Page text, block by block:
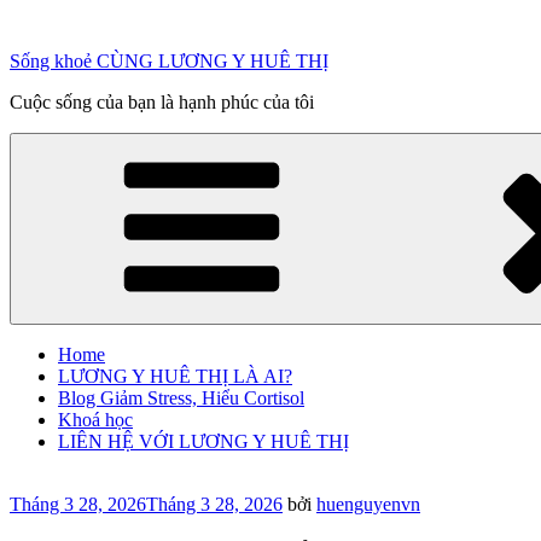
phần
dung
Sống khoẻ CÙNG LƯƠNG Y HUÊ THỊ
Cuộc sống của bạn là hạnh phúc của tôi
Home
LƯƠNG Y HUÊ THỊ LÀ AI?
Blog Giảm Stress, Hiểu Cortisol
Khoá học
LIÊN HỆ VỚI LƯƠNG Y HUÊ THỊ
Đăng
Tháng 3 28, 2026Tháng 3 28, 2026 bởi huenguyenvn